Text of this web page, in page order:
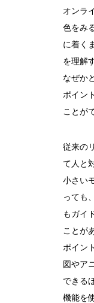
オンラ
色をみ
に着く
を理解
なぜか
ポイン
ことが
従来の
て人と
小さい
っても
もガイ
ことが
ポイン
図やア
できる
機能を